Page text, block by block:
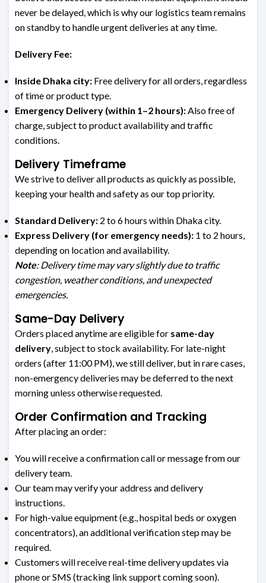
never be delayed, which is why our logistics team remains
on standby to handle urgent deliveries at any time.
Delivery Fee:
Inside Dhaka city: Free delivery for all orders, regardless
of time or product type.
Emergency Delivery (within 1–2 hours):Also free of
charge, subject to product availability and traffic
conditions.
Delivery Timeframe
We strive to deliver all products as quickly as possible,
keeping your health and safety as our top priority.
Standard Delivery: 2 to 6 hours within Dhaka city.
Express Delivery (for emergency needs): 1 to 2 hours,
depending on location and availability.
Note: Delivery time may vary slightly due to traffic
congestion, weather conditions, and unexpected
emergencies.
Same-Day Delivery
Orders placed anytimeare eligible for same-day
delivery, subject to stock availability. For late-night
orders (after 11:00 PM), we still deliver, but in rare cases,
non-emergency deliveries may be deferred to the next
morning unless otherwise requested.
Order Confirmation and Tracking
After placing an order:
You will receive a confirmation call or message from our
delivery team.
Our team may verify your address and delivery
instructions.
For high-value equipment (e.g., hospital beds or oxygen
concentrators), an additional verification step may be
required.
Customers will receive real-time delivery updates via
phone or SMS (tracking link support coming soon).